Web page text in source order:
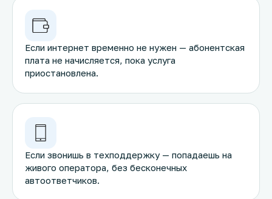
Если интернет временно не нужен — абонентская
плата не начисляется, пока услуга
приостановлена.
Если звонишь в техподдержку — попадаешь на
живого оператора, без бесконечных
автоответчиков.